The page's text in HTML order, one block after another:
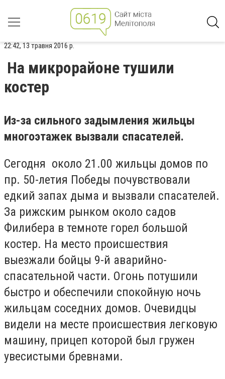
22:42, 13 травня 2016 р.
На микрорайоне тушили
костер
Из-за сильного задымления жильцы
многоэтажек вызвали спасателей.
Сегодня около 21.00 жильцы домов по
пр. 50-летия Победы почувствовали
едкий запах дыма и вызвали спасателей.
За рижским рынком около садов
Филибера в темноте горел большой
костер. На место происшествия
выезжали бойцы 9-й аварийно-
спасательной части. Огонь потушили
быстро и обеспечили спокойную ночь
жильцам соседних домов. Очевидцы
видели на месте происшествия легковую
машину, прицеп которой был гружен
увесистыми бревнами.